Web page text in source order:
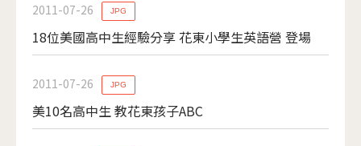
2011-07-26
18位美國高中生經驗分享 花東小學生英語營 登場
JPG
2011-07-26
美10名高中生 教花東孩子ABC
JPG